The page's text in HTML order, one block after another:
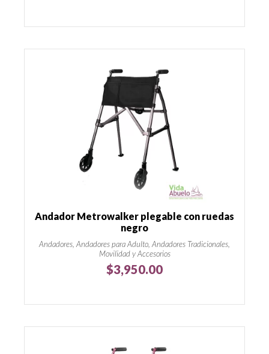
Andador Metrowalker plegable con ruedas
negro
Andadores, Andadores para Adulto, Andadores Tradicionales,
Movilidad y Accesorios
$3,950.00